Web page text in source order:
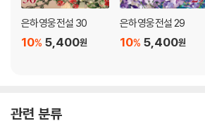
은하영웅전설 30
5,400원
10%
은하영웅전설 29
5,400원
10%
관련 분류